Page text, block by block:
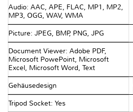
Audio: AAC, APE, FLAC, MP1, MP2,
MP3, OGG, WAV, WMA
Picture: JPEG, BMP, PNG, JPG
Document Viewer: Adobe PDF,
Microsoft PowePoint, Microsoft
Excel, Microsoft Word, Text
Gehäusedesign
Tripod Socket: Yes